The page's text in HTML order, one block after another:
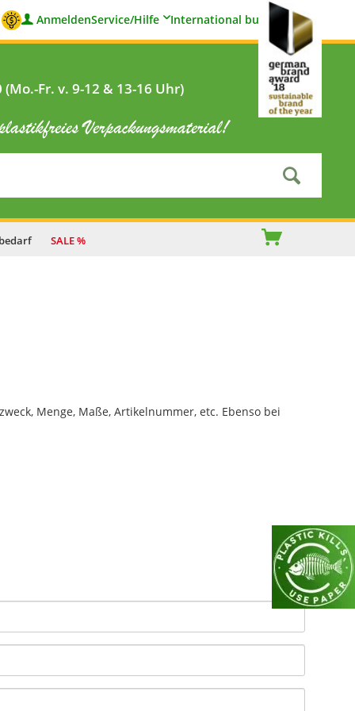
AnmeldenService/Hilfe International buyers
Fr. v. 9-12 & 13-16 Uhr)
SALE %
Menge, Maße, Artikelnummer, etc. Ebenso bei